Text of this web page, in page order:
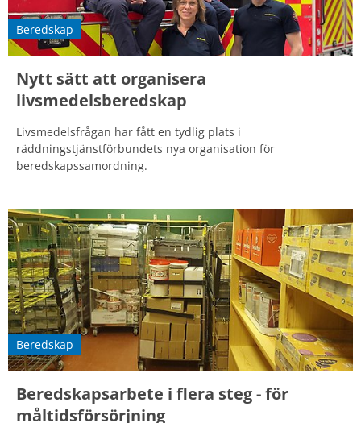
Beredskap
Nytt sätt att organisera
livsmedelsberedskap
Livsmedelsfrågan har fått en tydlig plats i
räddningstjänstförbundets nya organisation för
beredskapssamordning.
Beredskap
Beredskapsarbete i flera steg - för
måltidsförsörjning